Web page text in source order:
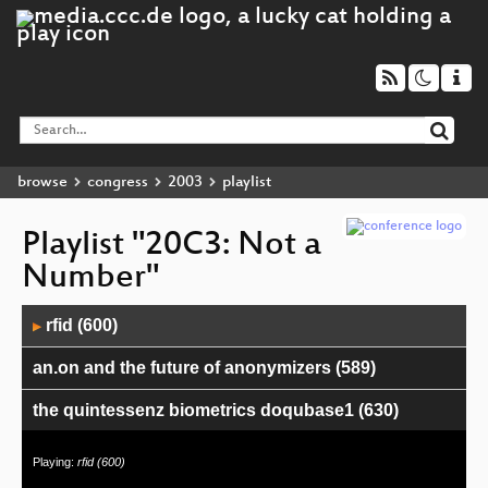
browse congress 2003 playlist
Playlist "20C3: Not a
Number"
Player
▶ rfid (600)
an.on and the future of anonymizers (589)
the quintessenz biometrics doqubase1 (630)
Playing: rfid (600)